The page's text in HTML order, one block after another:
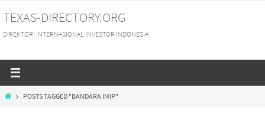
to
content
TEXAS-DIRECTORY.ORG
DIREKTORI INTERNASIONAL INVESTOR INDONESIA
HOMEPOSTS TAGGED "BANDARA IMIP"